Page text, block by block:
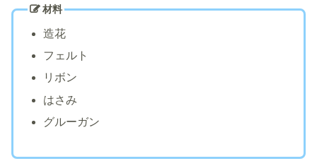
材料
造花
フェルト
リボン
はさみ
グルーガン